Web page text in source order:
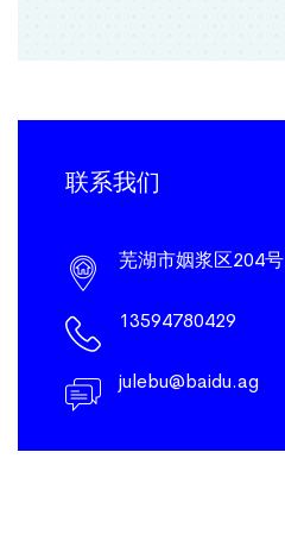
联系我们
芜湖市姻浆区204号
13594780429
julebu@baidu.ag